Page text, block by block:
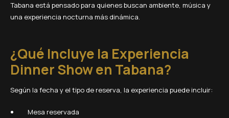
Tabana está pensado para quienes buscan ambiente, música y
una experiencia nocturna más dinámica.
¿Qué Incluye la Experiencia
Dinner Show en Tabana?
Según la fecha y el tipo de reserva, la experiencia puede incluir:
Mesa reservada